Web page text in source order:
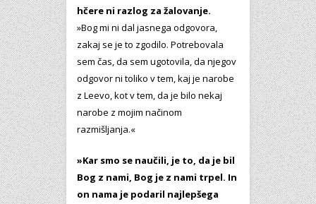
hčere ni razlog za žalovanje.
»Bog mi ni dal jasnega odgovora,
zakaj se je to zgodilo. Potrebovala
sem čas, da sem ugotovila, da njegov
odgovor ni toliko v tem, kaj je narobe
z Leevo, kot v tem, da je bilo nekaj
narobe z mojim načinom
razmišljanja.«
»Kar smo se naučili, je to, da je bil
Bog z nami, Bog je z nami trpel. In
on nama je podaril najlepšega